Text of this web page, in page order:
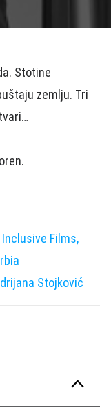
Stotine
zemlju. Tri
Films,
Stojković